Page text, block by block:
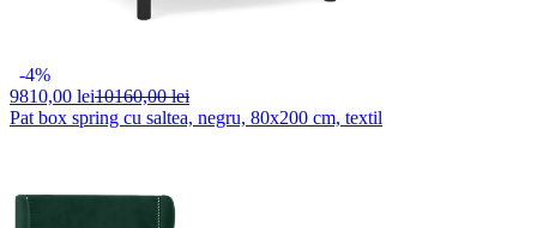
-4%
9810,00 lei10160,00 lei
Pat box spring cu saltea, negru, 80x200 cm, textil